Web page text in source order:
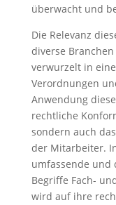
überwacht und
Die Relevanz
diverse
verwurzelt in
Verordnungen
Anwendung
rechtliche
sondern auch
der Mitarbeiter.
umfassende
Begriffe Fach-
wird auf ihre